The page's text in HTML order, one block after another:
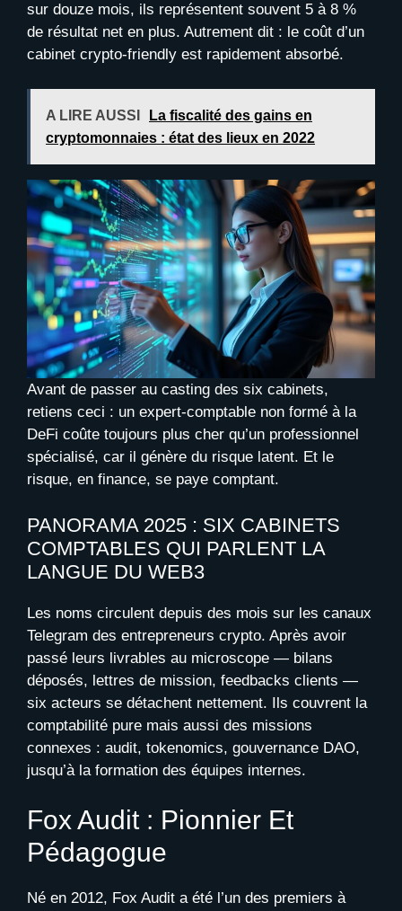
sur douze mois, ils représentent souvent 5 à 8 %
de résultat net en plus. Autrement dit : le coût d’un
cabinet crypto-friendly est rapidement absorbé.
A LIRE AUSSI
La fiscalité des gains en
cryptomonnaies : état des lieux en 2022
Avant de passer au casting des six cabinets,
retiens ceci : un expert-comptable non formé à la
DeFi coûte toujours plus cher qu’un professionnel
spécialisé, car il génère du risque latent. Et le
risque, en finance, se paye comptant.
PANORAMA 2025 : SIX CABINETS
COMPTABLES QUI PARLENT LA
LANGUE DU WEB3
Les noms circulent depuis des mois sur les canaux
Telegram des entrepreneurs crypto. Après avoir
passé leurs livrables au microscope — bilans
déposés, lettres de mission, feedbacks clients —
six acteurs se détachent nettement. Ils couvrent la
comptabilité pure mais aussi des missions
connexes : audit, tokenomics, gouvernance DAO,
jusqu’à la formation des équipes internes.
Fox Audit : Pionnier Et
Pédagogue
Né en 2012, Fox Audit a été l’un des premiers à